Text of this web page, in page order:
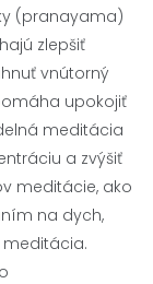
(pranayama)
zlepšiť
vnútorný
upokojiť
meditácia
a zvýšiť
meditácie, ako
na dych,